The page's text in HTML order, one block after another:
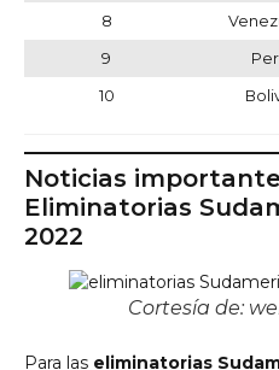
8
9
10
Noticias
Eliminatorias
2022
Cortesía de:
Para las eliminatorias